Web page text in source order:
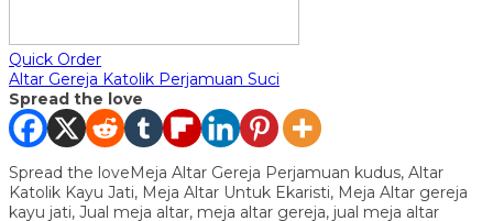
Quick Order
Altar Gereja Katolik Perjamuan Suci
Spread the love
Spread the loveMeja Altar Gereja Perjamuan kudus, Altar
Katolik Kayu Jati, Meja Altar Untuk Ekaristi, Meja Altar gereja
kayu jati, Jual meja altar, meja altar gereja, jual meja altar